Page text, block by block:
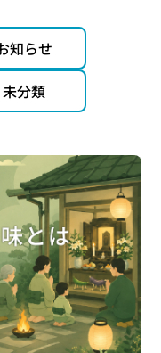
知らせ
未分類